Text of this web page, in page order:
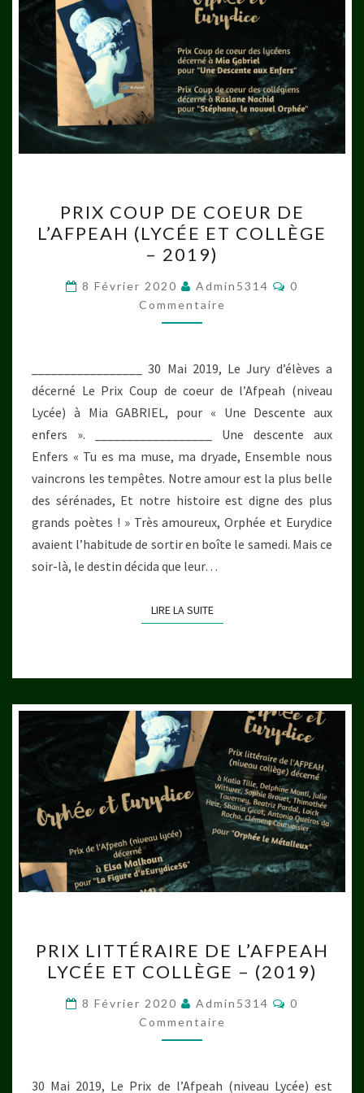
COUP
DE
COEUR
DE
L’AFPEAH
(LYCÉE
COLLÈGE
–
2019)
PRIX COUP DE COEUR DE
L’AFPEAH (LYCÉE ET COLLÈGE
– 2019)
8 Février 2020 Admin5314
0
Commentaire
_________________ 30 Mai 2019, Le Jury d’élèves a
décerné Le Prix Coup de coeur de l’Afpeah (niveau
Lycée) à Mia GABRIEL, pour « Une Descente aux
enfers ». __________________ Une descente aux
Enfers « Tu es ma muse, ma dryade, Ensemble nous
vaincrons les tempêtes. Notre amour est la plus belle
des sérénades, Et notre histoire est digne des plus
grands poètes ! » Très amoureux, Orphée et Eurydice
avaient l’habitude de sortir en boîte le samedi. Mais ce
soir-là, le destin décida que leur…
LIRE LA SUITELIRE LA SUITE
LITTÉRAIRE
DE
L’AFPEAH
LYCÉE
ET
–
PRIX LITTÉRAIRE DE L’AFPEAH
LYCÉE ET COLLÈGE – (2019)
8 Février 2020 Admin5314
0
Commentaire
30 Mai 2019, Le Prix de l’Afpeah (niveau Lycée) est